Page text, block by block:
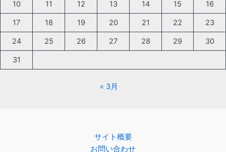
10 11 12 13 14 15 16
17 18 19 20 21 22 23
24 25 26 27 28 29 30
31
« 3月
サイト概要
お問い合わせ